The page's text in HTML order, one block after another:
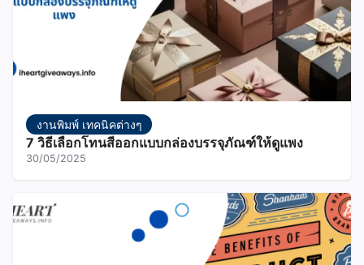
งานพิมพ์ เทคนิคต่างๆ
7 วิธีเลือกโทนสีออกแบบกล่องบรรจุภัณฑ์ให้ดูแพง
30/05/2025